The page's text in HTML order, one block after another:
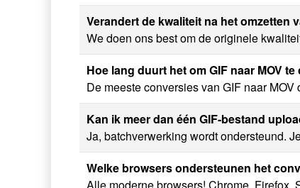
Verandert de kwaliteit na het omzetten
We doen ons best om de originele
Hoe lang duurt het om GIF naar MOV
De meeste conversies van GIF naar
Kan ik meer dan één GIF-bestand
Ja, batchverwerking wordt ondersteund.
Welke browsers ondersteunen het